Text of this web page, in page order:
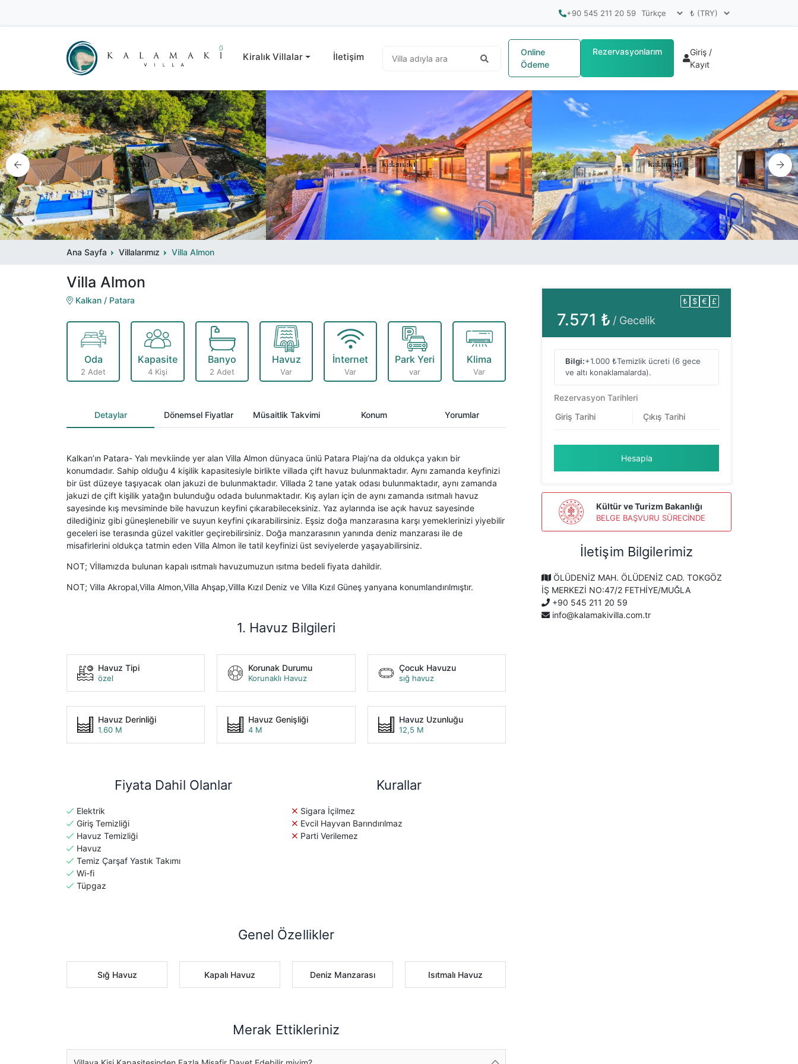
+90 545 211 20 59
Kiralık Villalar İletişim
Online
Ödeme
Rezervasyonlarım
Giriş /
Kayıt
Ana Sayfa Villalarımız Villa Almon
Villa Almon
Kalkan / Patara
Oda
2 Adet
Kapasite
4 Kişi
Banyo
2 Adet
Havuz
Var
İnternet
Var
Park Yeri
var
Klima
Var
Detaylar Dönemsel Fiyatlar Müsaitlik Takvimi Konum Yorumlar
Kalkan’ın Patara- Yalı mevkiinde yer alan Villa Almon dünyaca ünlü Patara Plajı’na da oldukça yakın bir
konumdadır. Sahip olduğu 4 kişilik kapasitesiyle birlikte villada çift havuz bulunmaktadır. Aynı zamanda keyfinizi
bir üst düzeye taşıyacak olan jakuzi de bulunmaktadır. Villada 2 tane yatak odası bulunmaktadır, aynı zamanda
jakuzi de çift kişilik yatağın bulunduğu odada bulunmaktadır. Kış ayları için de aynı zamanda ısıtmalı havuz
sayesinde kış mevsiminde bile havuzun keyfini çıkarabileceksiniz. Yaz aylarında ise açık havuz sayesinde
dilediğiniz gibi güneşlenebilir ve suyun keyfini çıkarabilirsiniz. Eşsiz doğa manzarasına karşı yemeklerinizi yiyebilir
geceleri ise terasında güzel vakitler geçirebilirsiniz. Doğa manzarasının yanında deniz manzarası ile de
misafirlerini oldukça tatmin eden Villa Almon ile tatil keyfinizi üst seviyelerde yaşayabilirsiniz.
NOT; Vİllamızda bulunan kapalı ısıtmalı havuzumuzun ısıtma bedeli fiyata dahildir.
NOT; Villa Akropal,Villa Almon,Villa Ahşap,Villla Kızıl Deniz ve Villa Kızıl Güneş yanyana konumlandırılmıştır.
1. Havuz Bilgileri
Havuz Tipi
özel
Korunak Durumu
Korunaklı Havuz
Çocuk Havuzu
sığ havuz
Havuz Derinliği
1.60 M
Havuz Genişliği
4 M
Havuz Uzunluğu
12,5 M
Fiyata Dahil Olanlar
Elektrik
Giriş Temizliği
Havuz Temizliği
Havuz
Temiz Çarşaf Yastık Takımı
Wi-fi
Tüpgaz
Kurallar
Sigara İçilmez
Evcil Hayvan Barındırılmaz
Parti Verilemez
Genel Özellikler
Sığ Havuz Kapalı Havuz Deniz Manzarası Isıtmalı Havuz
Merak Ettikleriniz
₺ $ € £
7.571 ₺ / Gecelik
Bilgi:+1.000 ₺Temizlik ücreti (6 gece
ve altı konaklamalarda).
Rezervasyon Tarihleri
Hesapla
Kültür ve Turizm Bakanlığı
BELGE BAŞVURU SÜRECİNDE
İletişim Bilgilerimiz
ÖLÜDENİZ MAH. ÖLÜDENİZ CAD. TOKGÖZ
İŞ MERKEZİ NO:47/2 FETHİYE/MUĞLA
+90 545 211 20 59
info@kalamakivilla.com.tr